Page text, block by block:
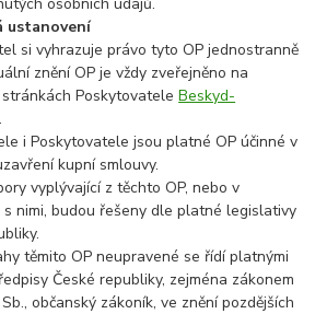
ustanovení
si vyhrazuje právo tyto OP jednostranně
znění OP je vždy zveřejněno na
PoskytovateleBeskyd-
.
i Poskytovatele jsou platné OP účinné v
kupní smlouvy.
vyplývající z těchto OP, nebo v
s nimi, budou řešeny dle platné legislativy
těmito OP neupravené se řídí platnými
České republiky, zejména zákonem
občanský zákoník, ve znění pozdějších